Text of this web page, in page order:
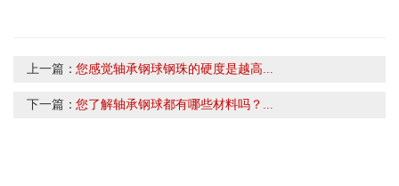
上一篇：您感觉轴承钢球钢珠的硬度是越高...
下一篇：您了解轴承钢球都有哪些材料吗？...